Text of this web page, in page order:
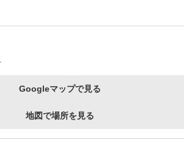
Googleマップで見る
地図で場所を見る